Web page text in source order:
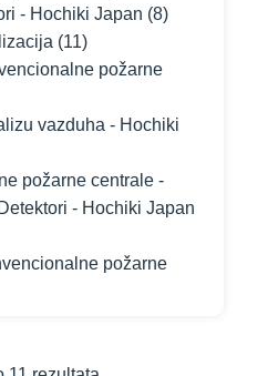
- Hochiki Japan (8)
(11)
požarne
vazduha - Hochiki
požarne centrale -
- Hochiki Japan
požarne